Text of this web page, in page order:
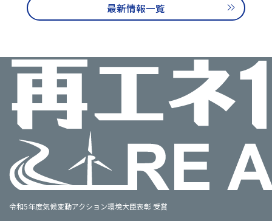
最新情報一覧
令和5年度気候変動アクション環境大臣表彰 受賞